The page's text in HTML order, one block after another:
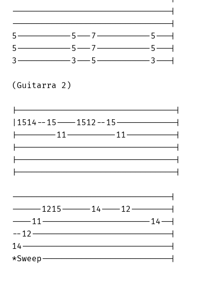
--------------------------------|
--------------------------------|
5-----------5---7-----------5---|
5-----------5---7-----------5---|
3-----------3---5-----------3---|
(Guitarra 2)
|--------------------------------|
|1514--15----1512--15------------|
|--------11----------11----------|
|--------------------------------|
|--------------------------------|
|--------------------------------|
--------------------------------|
------1215------14----12--------|
----11----------------------14--|
--12----------------------------|
14------------------------------|
*Sweep--------------------------|